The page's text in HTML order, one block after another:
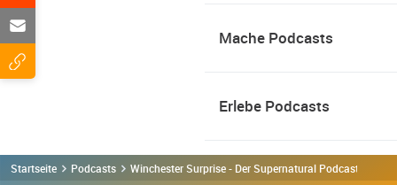
Mache Podcasts
Erlebe Podcasts
Startseite Podcasts Winchester Surprise - Der Supernatural Podcast